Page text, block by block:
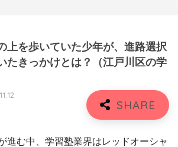
上を歩いていた少年が、進路選択
たきっかけとは？（江戸川区の学
進む中、学習塾業界はレッドオーシャ